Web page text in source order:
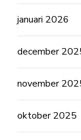
januari 2026
december
november
oktober 2025